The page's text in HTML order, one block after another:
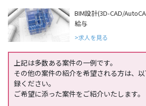
BIM設計(3D-CAD/
給与
求人を見る
上記は多数ある案件の一例です。
その他の案件の紹介を希望される方は、
録ください。
ご希望に添った案件をご紹介いたします。